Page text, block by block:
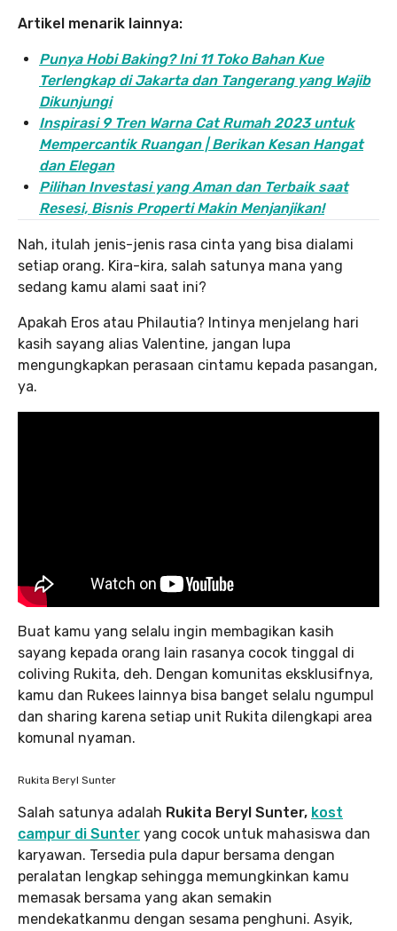
Artikel menarik lainnya:
Punya Hobi Baking? Ini 11 Toko Bahan Kue
Terlengkap di Jakarta dan Tangerang yang Wajib
Dikunjungi
Inspirasi 9 Tren Warna Cat Rumah 2023 untuk
Mempercantik Ruangan | Berikan Kesan Hangat
dan Elegan
Pilihan Investasi yang Aman dan Terbaik saat
Resesi, Bisnis Properti Makin Menjanjikan!
Nah, itulah jenis-jenis rasa cinta yang bisa dialami
setiap orang. Kira-kira, salah satunya mana yang
sedang kamu alami saat ini?
Apakah Eros atau Philautia? Intinya menjelang hari
kasih sayang alias Valentine, jangan lupa
mengungkapkan perasaan cintamu kepada pasangan,
ya.
Buat kamu yang selalu ingin membagikan kasih
sayang kepada orang lain rasanya cocok tinggal di
coliving Rukita, deh. Dengan komunitas eksklusifnya,
kamu dan Rukees lainnya bisa banget selalu ngumpul
dan sharing karena setiap unit Rukita dilengkapi area
komunal nyaman.
Rukita Beryl Sunter
Salah satunya adalah Rukita Beryl Sunter, kost
campur di Sunter yang cocok untuk mahasiswa dan
karyawan. Tersedia pula dapur bersama dengan
peralatan lengkap sehingga memungkinkan kamu
memasak bersama yang akan semakin
mendekatkanmu dengan sesama penghuni. Asyik,